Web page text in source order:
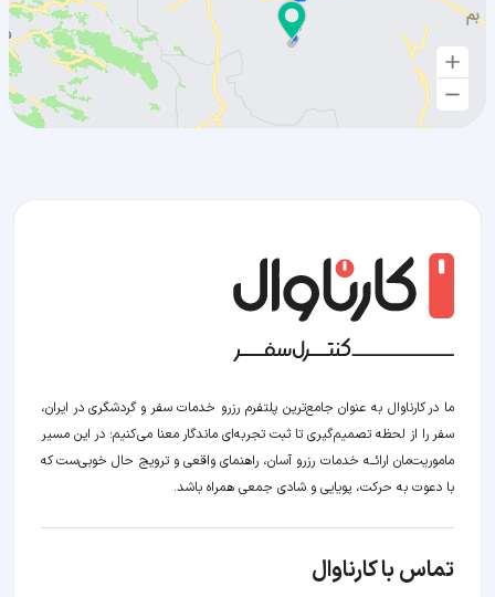
ما در کارناوال به عنوان جامع‌ترین پلتفرم رزرو خدمات سفر و گردشگری در ایران،
سفر را از لحظه‌ تصمیم‌گیری تا ثبت تجربه‌ای ماندگار معنا می‌کنیم؛ در این مسیر‍
ماموریت‌مان اراﺋــﻪ خدمات رزرو آسان، راهنمای واقعی و ترویج حال خوبی‌ست که
با دعوت به حرکت، پویایی و شادی جمعی همراه باشد.
تماس با کارناوال